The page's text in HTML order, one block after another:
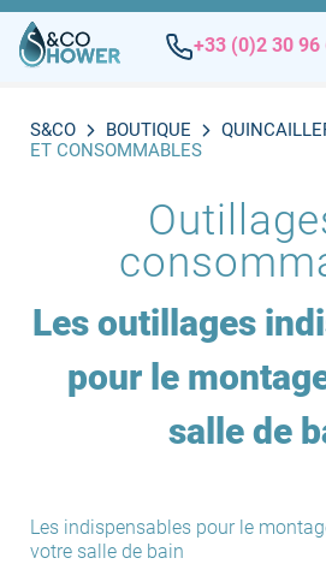
+33 (0)2 30 96
S&CO BOUTIQUE
ET CONSOMMABLES
Les outillages
pour le
salle de
Les indispensables pour le
votre salle de bain